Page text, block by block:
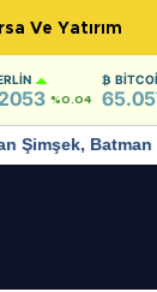
Ve Yatırım
%0.04
Şimşek, Batman
verici